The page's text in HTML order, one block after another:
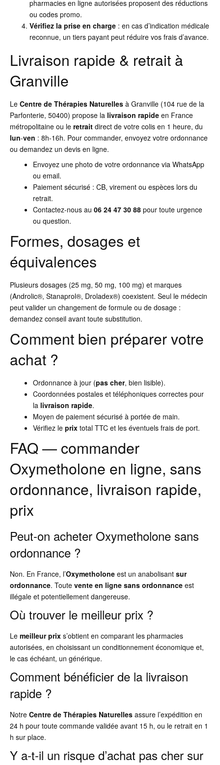
pharmacies en ligne autorisées proposent des réductions
ou codes promo.
Vérifiez la prise en charge : en cas d’indication médicale
reconnue, un tiers payant peut réduire vos frais d’avance.
Livraison rapide & retrait à
Granville
Le Centre de Thérapies Naturelles à Granville (104 rue de la
Parfonterie, 50400) propose la livraison rapide en France
métropolitaine ou le retrait direct de votre colis en 1 heure, du
lun-ven : 8h-16h. Pour commander, envoyez votre ordonnance
ou demandez un devis en ligne.
Envoyez une photo de votre ordonnance via WhatsApp
ou email.
Paiement sécurisé : CB, virement ou espèces lors du
retrait.
Contactez-nous au 06 24 47 30 88pour toute urgence
ou question.
Formes, dosages et
équivalences
Plusieurs dosages (25 mg, 50 mg, 100 mg) et marques
(Androlic®, Stanaprol®, Droladex®) coexistent. Seul le médecin
peut valider un changement de formule ou de dosage :
demandez conseil avant toute substitution.
Comment bien préparer votre
achat ?
Ordonnance à jour (pas cher, bien lisible).
Coordonnées postales et téléphoniques correctes pour
la livraison rapide.
Moyen de paiement sécurisé à portée de main.
Vérifiez le prixtotal TTC et les éventuels frais de port.
FAQ — commander
Oxymetholone en ligne, sans
ordonnance, livraison rapide,
prix
Peut-on acheter Oxymetholone sans
ordonnance ?
Non. En France, l’Oxymetholone est un anabolisant sur
ordonnance. Toute vente en ligne sans ordonnance est
illégale et potentiellement dangereuse.
Où trouver le meilleur prix ?
Le meilleur prix s’obtient en comparant les pharmacies
autorisées, en choisissant un conditionnement économique et,
le cas échéant, un générique.
Comment bénéficier de la livraison
rapide ?
Notre Centre de Thérapies Naturelles assure l’expédition en
24 h pour toute commande validée avant 15 h, ou le retrait en 1
h sur place.
Y a-t-il un risque d’achat pas cher sur